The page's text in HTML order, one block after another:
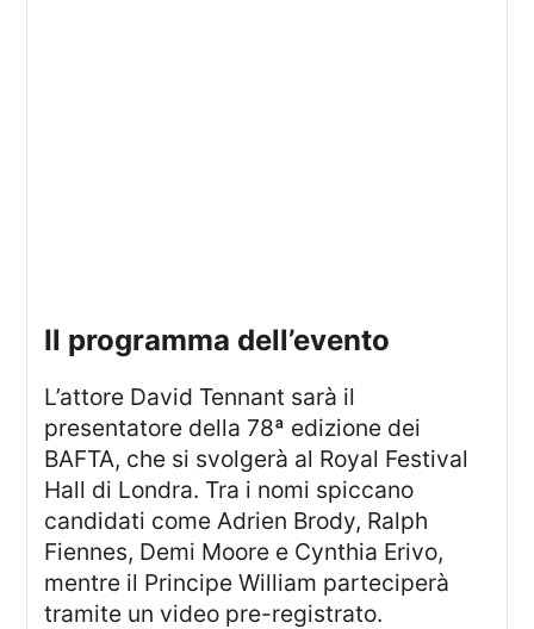
il programma dell’evento
L’attore David Tennant sarà il
presentatore della 78ª edizione dei
BAFTA, che si svolgerà al Royal Festival
Hall di Londra. Tra i nomi spiccano
candidati come Adrien Brody, Ralph
Fiennes, Demi Moore e Cynthia Erivo,
mentre il Principe William parteciperà
tramite un video pre-registrato.